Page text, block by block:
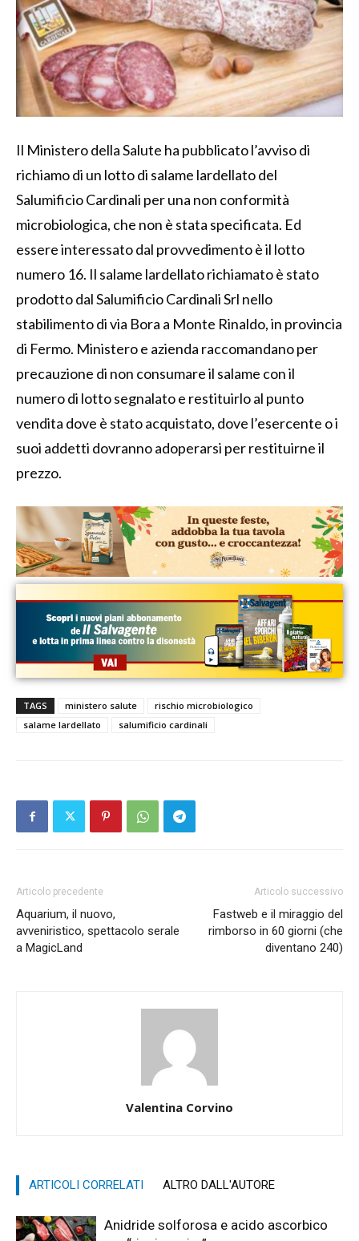
Il Ministero della Salute ha pubblicato l’avviso di
richiamo di un lotto di salame lardellato del
Salumificio Cardinali per una non conformità
microbiologica, che non è stata specificata. Ed
essere interessato dal provvedimento è il lotto
numero 16. Il salame lardellato richiamato è stato
prodotto dal Salumificio Cardinali Srl nello
stabilimento di via Bora a Monte Rinaldo, in provincia
di Fermo. Ministero e azienda raccomandano per
precauzione di non consumare il salame con il
numero di lotto segnalato e restituirlo al punto
vendita dove è stato acquistato, dove l’esercente o i
suoi addetti dovranno adoperarsi per restituirne il
prezzo.
TAGS ministero salute
rischio microbiologico
salame lardellato
salumificio cardinali
Articolo precedente
Aquarium, il nuovo,
avveniristico, spettacolo serale
a MagicLand
Articolo successivo
Fastweb e il miraggio del
rimborso in 60 giorni (che
diventano 240)
Valentina Corvino
ARTICOLI CORRELATI ALTRO DALL'AUTORE
Anidride solforosa e acido ascorbico